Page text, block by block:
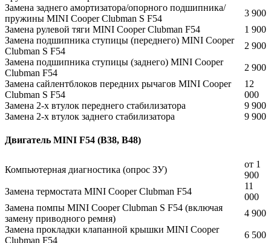
Замена заднего амортизатора/опорного подшипника/
пружины MINI Cooper Clubman S F54
3 900
Замена рулевой тяги MINI Cooper Clubman F54
1 900
Замена подшипника ступицы (переднего) MINI Cooper
Clubman S F54
2 900
Замена подшипника ступицы (заднего) MINI Cooper
Clubman F54
2 900
Замена сайлентблоков передних рычагов MINI Cooper
Clubman S F54
12
000
Замена 2-х втулок переднего стабилизатора
9 900
Замена 2-х втулок заднего стабилизатора
9 900
Двигатель MINI F54 (B38, B48)
Компьютерная диагностика (опрос ЗУ)
от 1
900
Замена термостата MINI Cooper Clubman F54
11
000
Замена помпы MINI Cooper Clubman S F54 (включая
замену приводного ремня)
4 900
Замена прокладки клапанной крышки MINI Cooper
Clubman F54
6 500